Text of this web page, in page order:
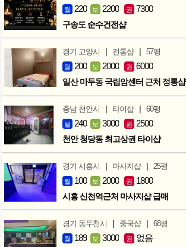
월 220 보 2200 권 7300
구송도 순수건전샵
경기 고양시 | 전통샵 | 57평
월 200 보 2000 권 6000
일산 마두동 국립암센터 근처 정통샵
충남 천안시 | 타이샵 | 60평
월 240 보 3000 권 2500
천안 청당동 최고상권 타이샵
경기 시흥시 | 마사지샵 | 25평
월 100 보 2000 권 1800
시흥 신천역근처 마사지샵 급매
경기 동두천시 | 중국샵 | 68평
월 189 보 3000 권 없음